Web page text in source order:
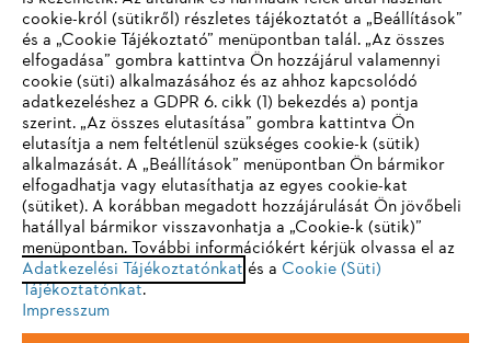
STIHL GYIK
Szerviz
Adatvédelem Impresszum Cookie tájékoztató
Jogi információk
IHR BROWSER WIRD NICHT
UNTERSTÜTZT
Sie nutzen einen Browser, den wir noch nicht unterstützen. Für
eine optimale Nutzung unserer Seite empfehlen wir Ihnen, zu
einem der folgenden Browser zu wechseln:
Firefox Chrome
cookie-król (sütikről) részletes tájékoztatót a „Beállítások”
és a „Cookie Tájékoztató” menüpontban talál. „Az összes
elfogadása” gombra kattintva Ön hozzájárul valamennyi
cookie (süti) alkalmazásához és az ahhoz kapcsolódó
adatkezeléshez a GDPR 6. cikk (1) bekezdés a) pontja
szerint. „Az összes elutasítása” gombra kattintva Ön
elutasítja a nem feltétlenül szükséges cookie-k (sütik)
alkalmazását. A „Beállítások” menüpontban Ön bármikor
elfogadhatja vagy elutasíthatja az egyes cookie-kat
(sütiket). A korábban megadott hozzájárulását Ön jövőbeli
hatállyal bármikor visszavonhatja a „Cookie-k (sütik)”
menüpontban. További információkért kérjük olvassa el az
Adatkezelési Tájékoztatónkat és a Cookie (Süti)
Tájékoztatónkat.
Impresszum